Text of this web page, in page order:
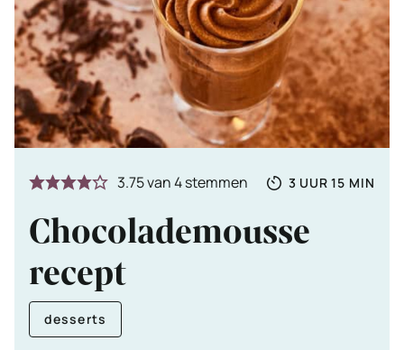
3.75van4stemmen
Totale
3 UUR
UUR 15 MIN
Chocolademousse
recept
desserts